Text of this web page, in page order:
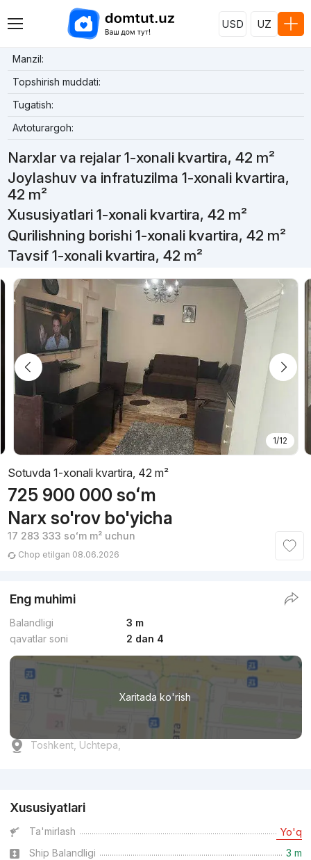
USD UZ
Manzil:
Topshirish muddati:
Tugatish:
Avtoturargoh:
Narxlar va rejalar 1-xonali kvartira, 42 m²
Joylashuv va infratuzilma 1-xonali kvartira,
42 m²
Xususiyatlari 1-xonali kvartira, 42 m²
Qurilishning borishi 1-xonali kvartira, 42 m²
Tavsif 1-xonali kvartira, 42 m²
1/12
Sotuvda 1-xonali kvartira, 42 m²
725 900 000 soʻm
Narx so'rov bo'yicha
17 283 333 soʻmm² uchun
Chop etilgan 08.06.2026
Eng muhimi
Balandligi
3 m
qavatlar soni
2 dan 4
Xaritada ko'rish
Toshkent, Uchtepa,
Xususiyatlari
Ta'mirlash Yo'q
Ship Balandligi 3 m